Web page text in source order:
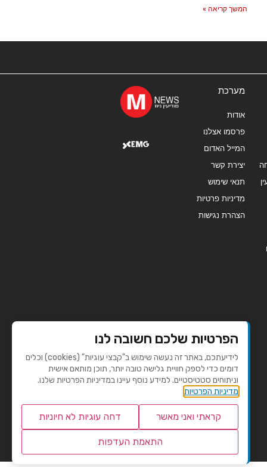
המשך קריאה »
מערכת
אודות
פרסמו אצלנו
המייל האדום
יצירת קשר
תנאי שימוש
מדיניות פרטיות
הצהרת נגישות
הפרטיות שלכם חשובה לנו
לידיעתכם, באתר זה נעשה שימוש ב"קבצי עוגיות" (cookies) וכלים
דומים כדי לספק חוויית גלישה טובה יותר, תוכן מותאם אישית
וניתוחים סטטיסטיים. למידע נוסף עיינו במדיניות הפרטיות שלנו.
מדיניות הפרטיות
קראתי ואני מאשר דחה עוגיות לא חיוניות
התאמת העדפות